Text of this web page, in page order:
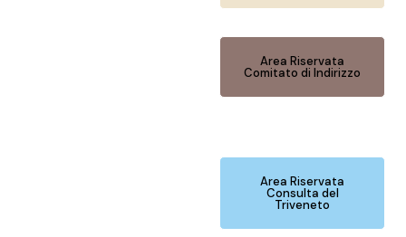
Area Riservata
Comitato di Indirizzo
Area Riservata
Consulta del
Triveneto